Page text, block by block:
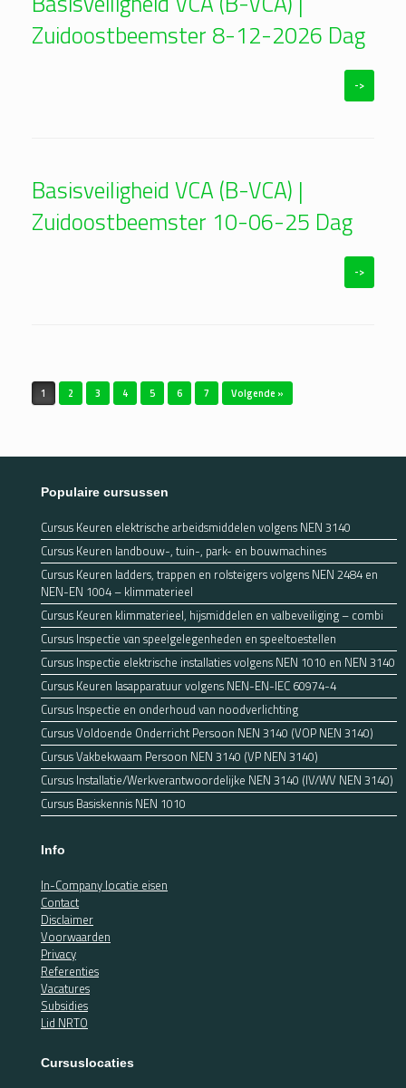
Zuidoostbeemster 8-12-2026 Dag
->
Basisveiligheid VCA (B-VCA) |
Zuidoostbeemster 10-06-25 Dag
->
1 2 3 4 5 6 7 Volgende »
Populaire cursussen
Cursus Keuren elektrische arbeidsmiddelen volgens NEN 3140
Cursus Keuren landbouw-, tuin-, park- en bouwmachines
Cursus Keuren ladders, trappen en rolsteigers volgens NEN 2484 en
NEN-EN 1004 – klimmaterieel
Cursus Keuren klimmaterieel, hijsmiddelen en valbeveiliging – combi
Cursus Inspectie van speelgelegenheden en speeltoestellen
Cursus Inspectie elektrische installaties volgens NEN 1010 en NEN 3140
Cursus Keuren lasapparatuur volgens NEN-EN-IEC 60974-4
Cursus Inspectie en onderhoud van noodverlichting
Cursus Voldoende Onderricht Persoon NEN 3140 (VOP NEN 3140)
Cursus Vakbekwaam Persoon NEN 3140 (VP NEN 3140)
Cursus Installatie/Werkverantwoordelijke NEN 3140 (IV/WV NEN 3140)
Cursus Basiskennis NEN 1010
Info
In-Company locatie eisen
Contact
Disclaimer
Voorwaarden
Privacy
Referenties
Vacatures
Subsidies
Lid NRTO
Cursuslocaties